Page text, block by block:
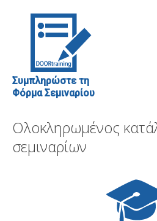
Συμπληρώστε τη
Φόρμα Σεμιναρίου
Ολοκληρωμένος
σεμιναρίων